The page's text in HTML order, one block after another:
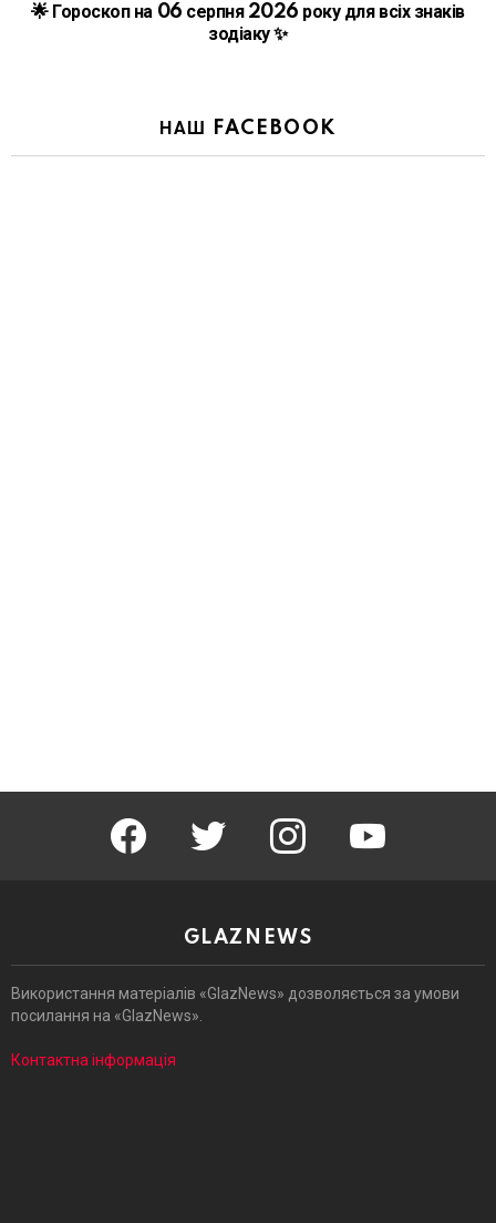
🌟 Гороскоп на 06 серпня 2026 року для всіх знаків
зодіаку ✨
НАШ FACEBOOK
facebook twitter instagram
GLAZNEWS
Використання матеріалів «GlazNews» дозволяється за умови
посилання на «GlazNews».
Контактна інформація